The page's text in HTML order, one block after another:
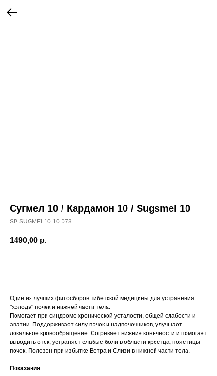
Сугмел 10 / Кардамон 10 / Sugsmel 10
SP-SUGMEL10-10-073
1490,00 р.
Один из лучших фитосборов тибетской медицины для устранения
"холода" почек и нижней части тела.
Помогает при синдроме хронической усталости, общей слабости и
апатии. Поддерживает силу почек и надпочечников, улучшает
локальное кровообращение. Согревает нижние конечности и помогает
выводить отек, устраняет слабые боли в области крестца, поясницы,
почек. Полезен при избытке Ветра и Слизи в нижней части тела.
Показания :